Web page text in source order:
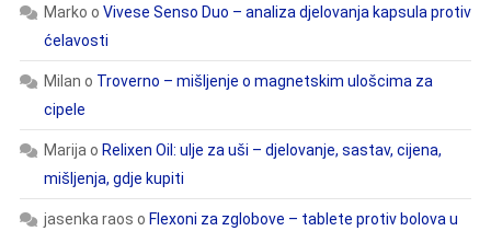
Marko o Vivese Senso Duo – analiza djelovanja kapsula protiv
ćelavosti
Milan o Troverno – mišljenje o magnetskim ulošcima za
cipele
Marijao Relixen Oil: ulje za uši – djelovanje, sastav, cijena,
mišljenja, gdje kupiti
jasenka raos o Flexoni za zglobove – tablete protiv bolova u